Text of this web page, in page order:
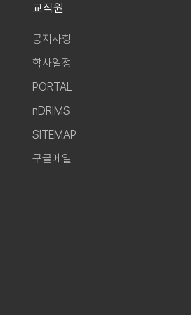
교직원
공지사항
학사일정
PORTAL
nDRIMS
SITEMAP
구글메일